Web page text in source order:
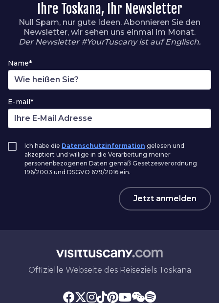
Ihre Toskana, Ihr Newsletter
Null Spam, nur gute Ideen. Abonnieren Sie den
Newsletter, wir sehen uns einmal im Monat.
Der Newsletter #YourTuscany ist auf Englisch.
Name*
E-mail*
Ich habe die Datenschutzinformation gelesen und
akzeptiert und willige in die Verarbeitung meiner
personenbezogenen Daten gemäß Gesetzesverordnung
196/2003 und DSGVO 679/2016 ein.
Jetzt anmelden
Offizielle Webseite des Reiseziels Toskana